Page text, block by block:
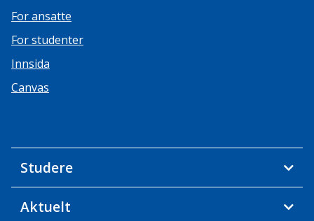
For ansatte
For studenter
Innsida
Canvas
Studere
Aktuelt